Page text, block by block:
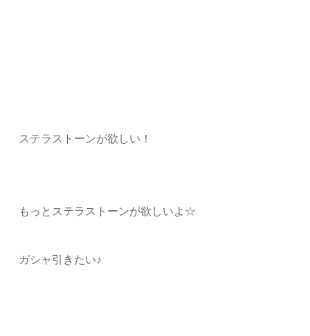
ステラストーンが欲しい！
もっとステラストーンが欲しいよ☆
ガシャ引きたい♪